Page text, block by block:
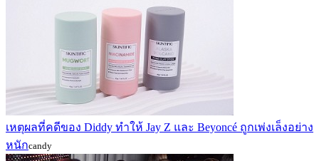
เหตุผลที่คดีของ Diddy ทำให้ Jay Z และ Beyoncé ถูกเพ่งเล็งอย่าง
หนักcandy